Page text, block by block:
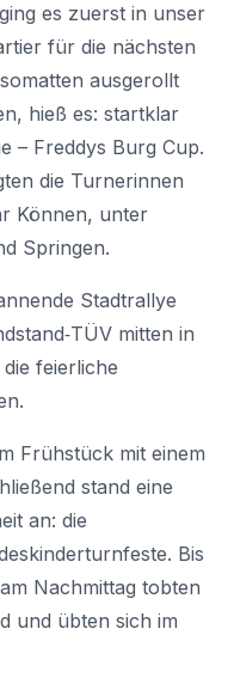
es zuerst in unser
für die nächsten
ausgerollt
hieß es: startklar
– Freddys Burg Cup.
die Turnerinnen
Können, unter
Springen.
Stadtrallye
mitten in
feierliche
Frühstück mit einem
stand eine
an: die
Bis
Nachmittag tobten
und übten sich im